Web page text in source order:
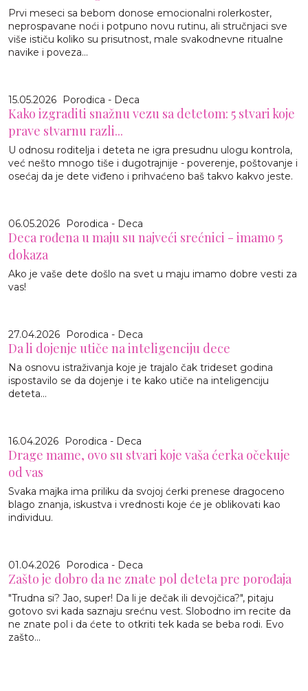
Prvi meseci sa bebom donose emocionalni rolerkoster,
neprospavane noći i potpuno novu rutinu, ali stručnjaci sve
više ističu koliko su prisutnost, male svakodnevne ritualne
navike i poveza...
15.05.2026 Porodica - Deca
Kako izgraditi snažnu vezu sa detetom: 5 stvari koje
prave stvarnu razli...
U odnosu roditelja i deteta ne igra presudnu ulogu kontrola,
već nešto mnogo tiše i dugotrajnije - poverenje, poštovanje i
osećaj da je dete viđeno i prihvaćeno baš takvo kakvo jeste.
06.05.2026 Porodica - Deca
Deca rođena u maju su najveći srećnici - imamo 5
dokaza
Ako je vaše dete došlo na svet u maju imamo dobre vesti za
vas!
27.04.2026 Porodica - Deca
Da li dojenje utiče na inteligenciju dece
Na osnovu istraživanja koje je trajalo čak trideset godina
ispostavilo se da dojenje i te kako utiče na inteligenciju
deteta...
16.04.2026 Porodica - Deca
Drage mame, ovo su stvari koje vaša ćerka očekuje
od vas
Svaka majka ima priliku da svojoj ćerki prenese dragoceno
blago znanja, iskustva i vrednosti koje će je oblikovati kao
individuu.
01.04.2026 Porodica - Deca
Zašto je dobro da ne znate pol deteta pre porođaja
"Trudna si? Jao, super! Da li je dečak ili devojčica?", pitaju
gotovo svi kada saznaju srećnu vest. Slobodno im recite da
ne znate pol i da ćete to otkriti tek kada se beba rodi. Evo
zašto...